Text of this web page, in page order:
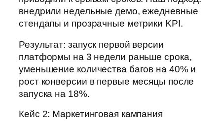
внедрили недельные демо, ежедневные
стендапы и прозрачные метрики KPI.
Результат: запуск первой версии
платформы на 3 недели раньше срока,
уменьшение количества багов на 40% и
рост конверсии в первые месяцы после
запуска на 18%.
Кейс 2: Маркетинговая кампания